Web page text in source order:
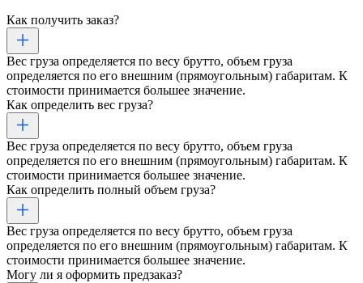
Как получить заказ?
Вес груза определяется по весу брутто, объем груза
определяется по его внешним (прямоугольным) габаритам. К
стоимости принимается большее значение.
Как определить вес груза?
Вес груза определяется по весу брутто, объем груза
определяется по его внешним (прямоугольным) габаритам. К
стоимости принимается большее значение.
Как определить полный объем груза?
Вес груза определяется по весу брутто, объем груза
определяется по его внешним (прямоугольным) габаритам. К
стоимости принимается большее значение.
Могу ли я оформить предзаказ?